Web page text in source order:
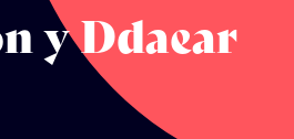
y Ddaear